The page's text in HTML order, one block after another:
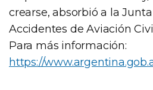
crearse, absorbió a la
Accidentes de Aviación
Para más información:
https://